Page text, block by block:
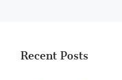
Recent Posts